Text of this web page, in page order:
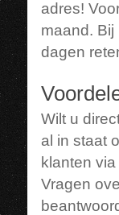
adres!
maand.
dagen
Wilt u
al in staat
klanten
Vragen